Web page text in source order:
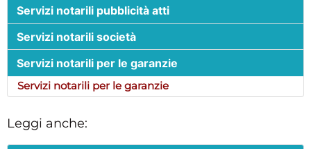
Servizi notarili pubblicità atti
Servizi notarili società
Servizi notarili per le garanzie
Servizi notarili per le garanzie
Leggi anche: